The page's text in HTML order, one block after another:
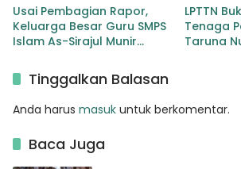
Usai Pembagian Rapor,
Keluarga Besar Guru SMPS
Islam As-Sirajul Munir
Libur Awal Semester
LPTTN
Tenaga
Taruna
Tinggalkan Balasan
Anda harus masuk untuk berkomentar.
Baca Juga